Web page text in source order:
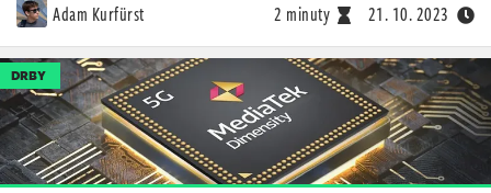
Adam Kurfürst 2 minuty 21. 10. 2023
DRBY